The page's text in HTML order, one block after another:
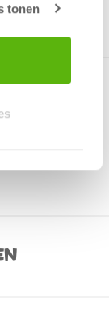
tonen